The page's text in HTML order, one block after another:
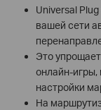
Universal
вашей сети
Это
онлайн-игры,
настройки
На